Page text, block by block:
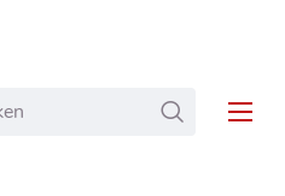
ZOEKEN